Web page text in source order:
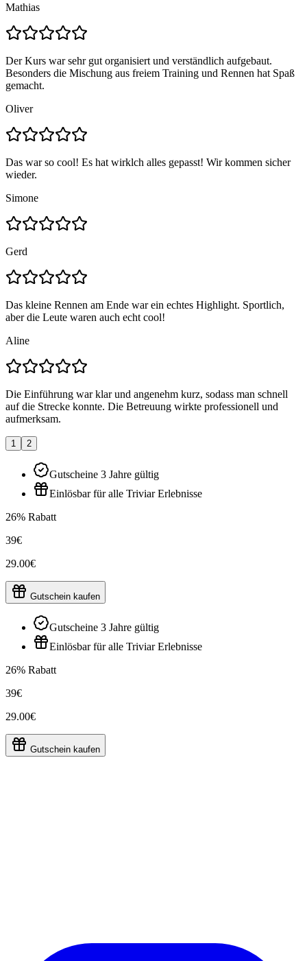
Mathias
Der Kurs war sehr gut organisiert und verständlich aufgebaut.
Besonders die Mischung aus freiem Training und Rennen hat Spaß
gemacht.
Oliver
Das war so cool! Es hat wirklch alles gepasst! Wir kommen sicher
wieder.
Simone
Gerd
Das kleine Rennen am Ende war ein echtes Highlight. Sportlich,
aber die Leute waren auch echt cool!
Aline
Die Einführung war klar und angenehm kurz, sodass man schnell
auf die Strecke konnte. Die Betreuung wirkte professionell und
aufmerksam.
1 2
Gutscheine 3 Jahre gültig
Einlösbar für alle Triviar Erlebnisse
26% Rabatt
39€
29.00€
Gutschein kaufen
Gutscheine 3 Jahre gültig
Einlösbar für alle Triviar Erlebnisse
26% Rabatt
39€
29.00€
Gutschein kaufen